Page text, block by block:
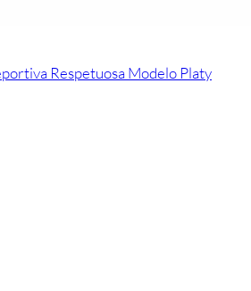
Respetuosa Modelo Platy